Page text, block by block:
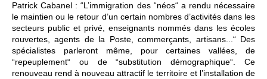
Patrick Cabanel : “L’immigration des “néos“ a rendu nécessaire
le maintien ou le retour d’un certain nombres d’activités dans les
secteurs public et privé, enseignants nommés dans les écoles
rouvertes, agents de la Poste, commerçants, artisans...“ Des
spécialistes parleront même, pour certaines vallées, de
“repeuplement“ ou de “substitution démographique“. Ce
renouveau rend à nouveau attractif le territoire et l’installation de